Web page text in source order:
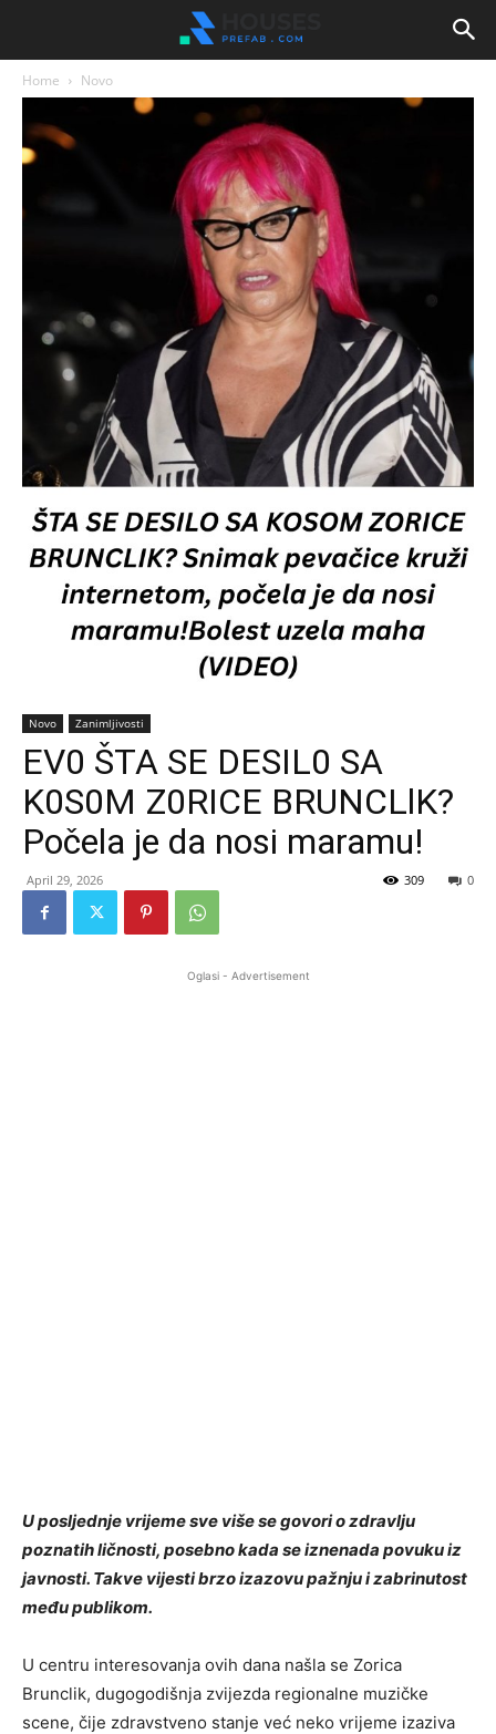
Home Novo
Novo Zanimljivosti
EV0 ŠTA SE DESIL0 SA
K0S0M Z0RICE BRUNCLlK?
Počela je da nosi maramu!
April 29, 2026 0
309
Oglasi - Advertisement
U posljednje vrijeme sve više se govori o zdravlju
poznatih ličnosti, posebno kada se iznenada povuku iz
javnosti. Takve vijesti brzo izazovu pažnju i zabrinutost
među publikom.
U centru interesovanja ovih dana našla se Zorica
Brunclik, dugogodišnja zvijezda regionalne muzičke
scene, čije zdravstveno stanje već neko vrijeme izaziva